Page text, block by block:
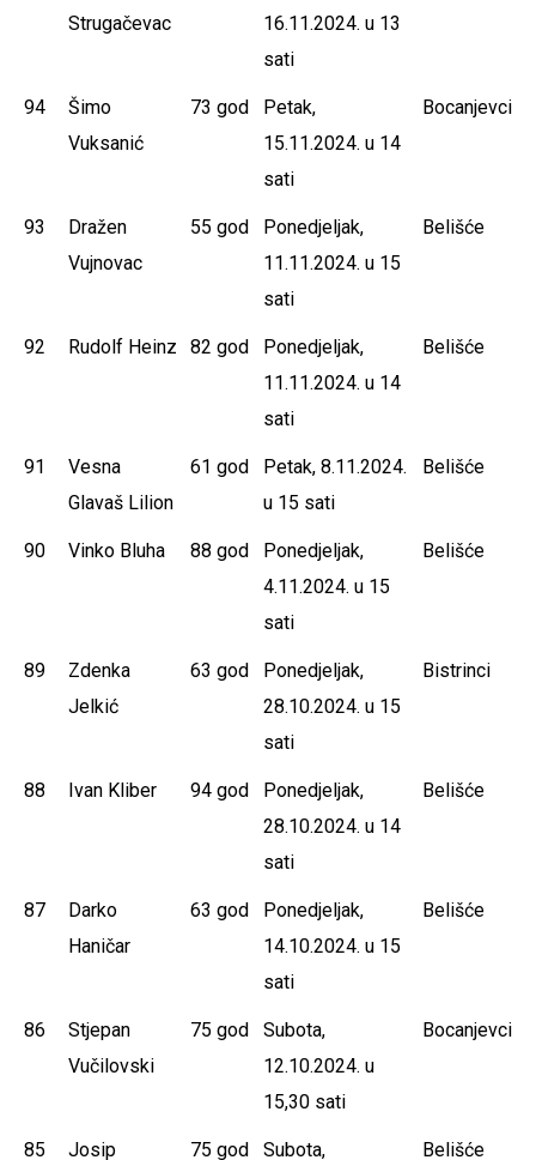
Strugačevac
16.11.2024. u 13
sati
94
Šimo
Vuksanić
73 god
Petak,
15.11.2024. u 14
sati
Bocanjevci
93
Dražen
Vujnovac
55 god
Ponedjeljak,
11.11.2024. u 15
sati
Belišće
92 Rudolf Heinz 82 god
Ponedjeljak,
11.11.2024. u 14
sati
Belišće
91
Vesna
Glavaš Lilion
61 god
Petak, 8.11.2024.
u 15 sati
Belišće
90 Vinko Bluha 88 god
Ponedjeljak,
4.11.2024. u 15
sati
Belišće
89
Zdenka
Jelkić
63 god
Ponedjeljak,
28.10.2024. u 15
sati
Bistrinci
88 Ivan Kliber 94 god
Ponedjeljak,
28.10.2024. u 14
sati
Belišće
87
Darko
Haničar
63 god
Ponedjeljak,
14.10.2024. u 15
sati
Belišće
86
Stjepan
Vučilovski
75 god
Subota,
12.10.2024. u
15,30 sati
Bocanjevci
85 Josip 75 god Subota, Belišće